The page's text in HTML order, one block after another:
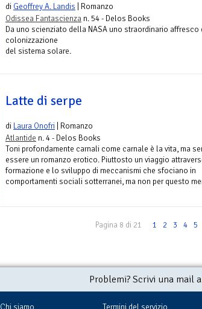
di Geoffrey A. Landis | Romanzo
Odissea Fantascienza n. 54 - Delos Books
Da uno scienziato della NASA uno straordinario affresco
colonizzazione
del sistema solare.
Latte di serpe
di Laura Onofri | Romanzo
Atlantide n. 4 - Delos Books
Toni profondamente carnali come carnale è la vita, ma
essere un romanzo erotico. Piuttosto un viaggio
formazione e lo sviluppo di meccanismi che sfociano in
comportamenti sociali sotterranei, ma non per questo
Pagina 8 di 21 1 2 3 4 5
Problemi? Scrivi una mail a
Chi siamo Termini del servizio